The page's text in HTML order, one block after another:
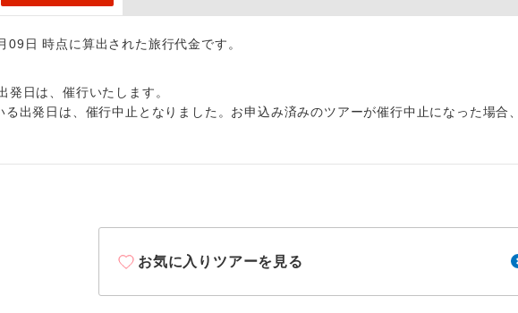
日 時点に算出された旅行代金です。
発日は、催行いたします。
る出発日は、催行中止となりました。お申込み済みのツアーが催行中止になった場合
お気に入りツアーを見る
トラベルイヤホン
1名様1室同代金 1名様1室利用でも追加料金がかからないコース
ご夫婦限定 ご夫婦限定でご参加いただけるコースです。